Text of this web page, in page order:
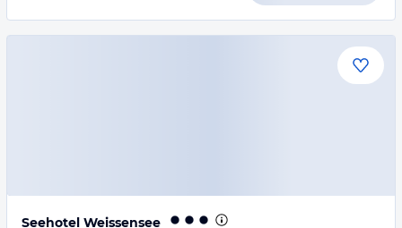
Seehotel Weissensee